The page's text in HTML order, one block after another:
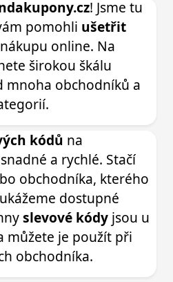
! Jsme tu
pomohli ušetřit
online. Na
širokou škálu
mnoha obchodníků a
kódů na
a rychlé. Stačí
obchodníka, kterého
dostupné
slevové kódy jsou u
můžete je použít při
obchodníka.